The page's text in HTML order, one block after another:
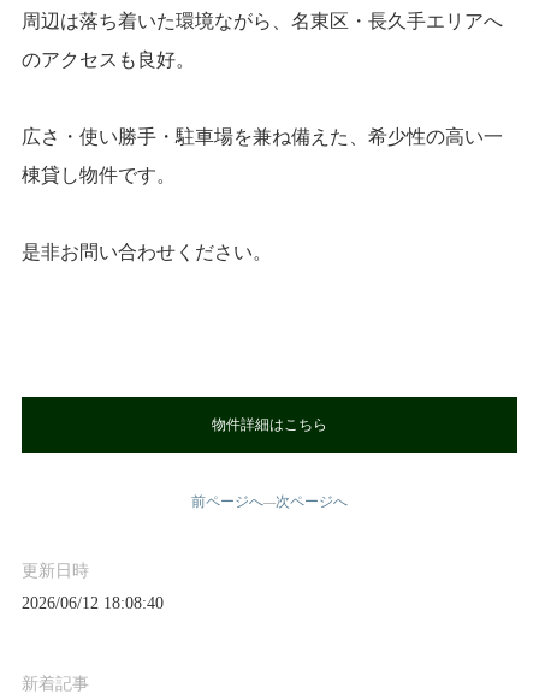
更新日時
2026/06/12 18:08:40
新着記事
周辺は落ち着いた環境ながら、名東区・長久手エリアへ
のアクセスも良好。
広さ・使い勝手・駐車場を兼ね備えた、希少性の高い一
棟貸し物件です。
是非お問い合わせください。
物件詳細はこちら
前ページへ—次ページへ